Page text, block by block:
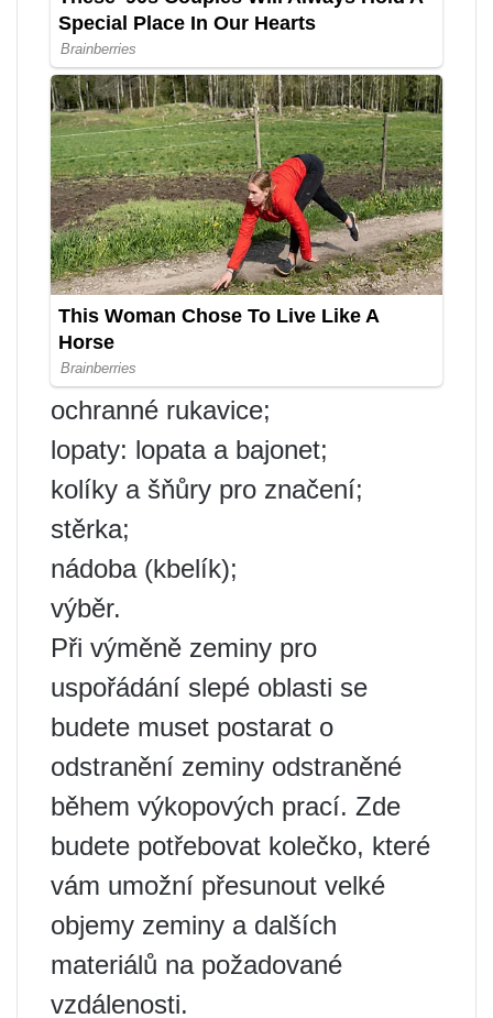
ochranné rukavice;
lopaty: lopata a bajonet;
kolíky a šňůry pro značení;
stěrka;
nádoba (kbelík);
výběr.
Při výměně zeminy pro
uspořádání slepé oblasti se
budete muset postarat o
odstranění zeminy odstraněné
během výkopových prací. Zde
budete potřebovat kolečko, které
vám umožní přesunout velké
objemy zeminy a dalších
materiálů na požadované
vzdálenosti.